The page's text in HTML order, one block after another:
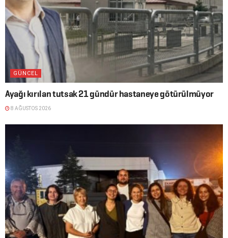
GÜNCEL
Ayağı kırılan tutsak 21 gündür hastaneye götürülmüyor
8 AĞUSTOS 2026